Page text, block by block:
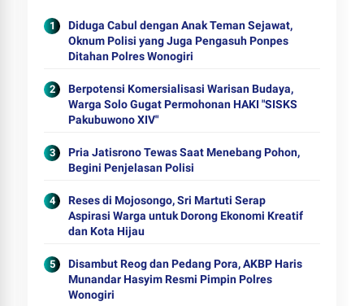
Diduga Cabul dengan Anak Teman Sejawat,
Oknum Polisi yang Juga Pengasuh Ponpes
Ditahan Polres Wonogiri
Berpotensi Komersialisasi Warisan Budaya,
Warga Solo Gugat Permohonan HAKI "SISKS
Pakubuwono XIV"
Pria Jatisrono Tewas Saat Menebang Pohon,
Begini Penjelasan Polisi
Reses di Mojosongo, Sri Martuti Serap
Aspirasi Warga untuk Dorong Ekonomi Kreatif
dan Kota Hijau
Disambut Reog dan Pedang Pora, AKBP Haris
Munandar Hasyim Resmi Pimpin Polres
Wonogiri